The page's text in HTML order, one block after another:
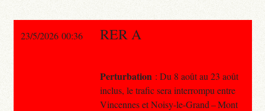
23/5/2026 00:36 RER A
Perturbation : Du 8 août au 23 août
inclus, le trafic sera interrompu entre
Vincennes et Noisy-le-Grand – Mont